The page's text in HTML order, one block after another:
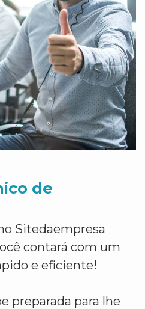
de
Sitedaempresa
contará com um
e eficiente!
preparada para lhe